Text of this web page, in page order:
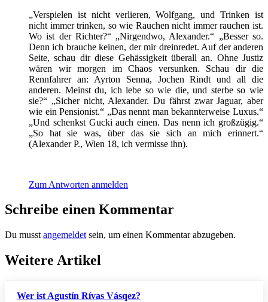
„Verspielen ist nicht verlieren, Wolfgang, und Trinken ist
nicht immer trinken, so wie Rauchen nicht immer rauchen ist.
Wo ist der Richter?“ „Nirgendwo, Alexander.“ „Besser so.
Denn ich brauche keinen, der mir dreinredet. Auf der anderen
Seite, schau dir diese Gehässigkeit überall an. Ohne Justiz
wären wir morgen im Chaos versunken. Schau dir die
Rennfahrer an: Ayrton Senna, Jochen Rindt und all die
anderen. Meinst du, ich lebe so wie die, und sterbe so wie
sie?“ „Sicher nicht, Alexander. Du fährst zwar Jaguar, aber
wie ein Pensionist.“ „Das nennt man bekannterweise Luxus.“
„Und schenkst Gucki auch einen. Das nenn ich großzügig.“
„So hat sie was, über das sie sich an mich erinnert.“
(Alexander P., Wien 18, ich vermisse ihn).
Zum Antworten anmelden
Schreibe einen Kommentar
Du musst angemeldet sein, um einen Kommentar abzugeben.
Weitere Artikel
Wer ist Agustín Rívas Vásqez?